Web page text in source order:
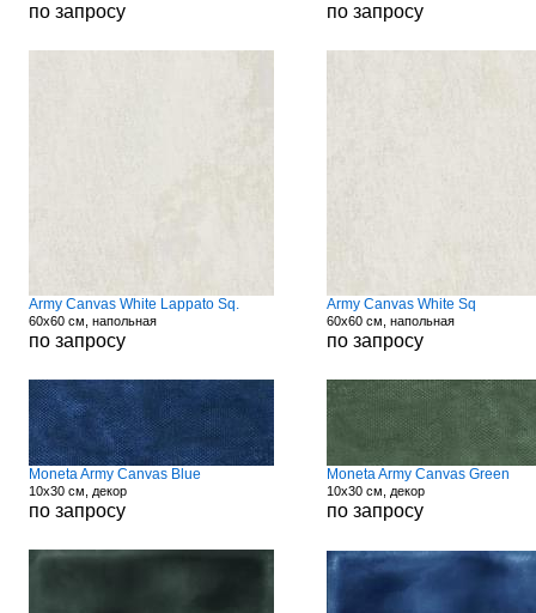
по запросу по запросу
Army Canvas White Lappato Sq.
60x60 см, напольная
по запросу
Army Canvas White Sq
60x60 см, напольная
по запросу
Moneta Army Canvas Blue
10x30 см, декор
по запросу
Moneta Army Canvas Green
10x30 см, декор
по запросу